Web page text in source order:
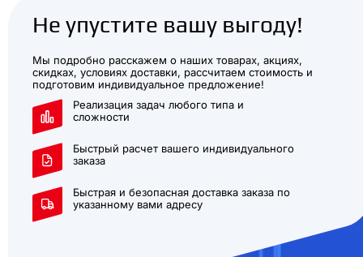
Не упустите вашу выгоду!
Мы подробно расскажем о наших товарах, акциях,
скидках, условиях доставки, рассчитаем стоимость и
подготовим индивидуальное предложение!
Реализация задач любого типа и
сложности
Быстрый расчет вашего индивидуального
заказа
Быстрая и безопасная доставка заказа по
указанному вами адресу